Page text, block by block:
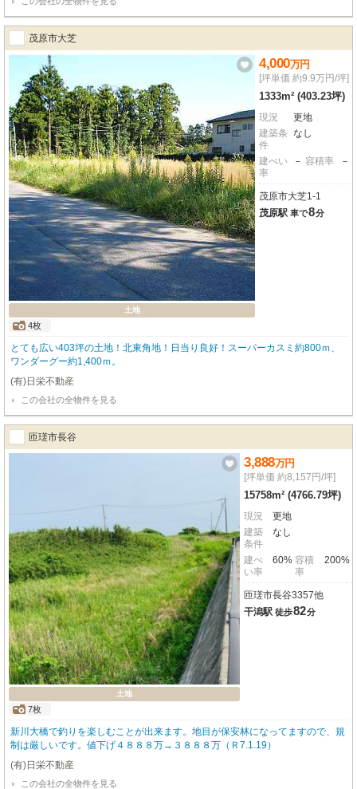
茂原市大芝
土地
4枚
4,000万円
[坪単価 約9.9万円/坪]
1333m² (403.23坪)
現況
更地
建築条
件
なし
建ぺい
率
－ 容積率 －
茂原市大芝1-1
茂原駅 車で8分
とても広い403坪の土地！北東角地！日当り良好！スーパーカスミ約800ｍ、
ワンダーグー約1,400ｍ。
(有)日栄不動産
この会社の全物件を見る
匝瑳市長谷
土地
7枚
3,888万円
[坪単価 約8,157円/坪]
15758m² (4766.79坪)
現況
更地
建築
条件
なし
建ぺ
い率
60% 容積
率
200%
匝瑳市長谷3357他
干潟駅 徒歩82分
新川大橋で釣りを楽しむことが出来ます。地目が保安林になってますので、規
制は厳しいです。値下げ４８８８万→３８８８万（Ｒ7.1.19）
(有)日栄不動産
この会社の全物件を見る